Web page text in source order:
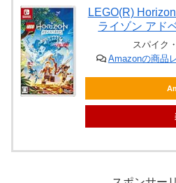
LEGO(R)
ライゾン アド
スパイク
Amazonの商品